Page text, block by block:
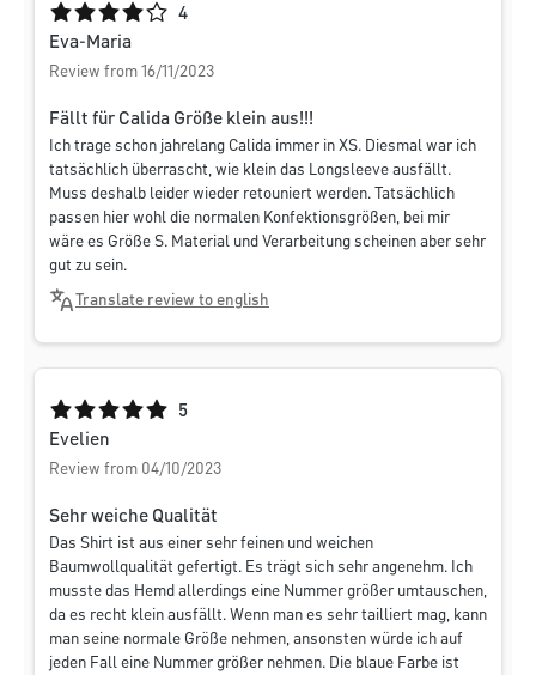
Average rating of 4 out of 5 stars
4
Eva-Maria
Review from 16/11/2023
Fällt für Calida Größe klein aus!!!
Ich trage schon jahrelang Calida immer in XS. Diesmal war ich
tatsächlich überrascht, wie klein das Longsleeve ausfällt.
Muss deshalb leider wieder retouniert werden. Tatsächlich
passen hier wohl die normalen Konfektionsgrößen, bei mir
wäre es Größe S. Material und Verarbeitung scheinen aber sehr
gut zu sein.
Translate review to english
Average rating of 5 out of 5 stars
5
Evelien
Review from 04/10/2023
Sehr weiche Qualität
Das Shirt ist aus einer sehr feinen und weichen
Baumwollqualität gefertigt. Es trägt sich sehr angenehm. Ich
musste das Hemd allerdings eine Nummer größer umtauschen,
da es recht klein ausfällt. Wenn man es sehr tailliert mag, kann
man seine normale Größe nehmen, ansonsten würde ich auf
jeden Fall eine Nummer größer nehmen. Die blaue Farbe ist